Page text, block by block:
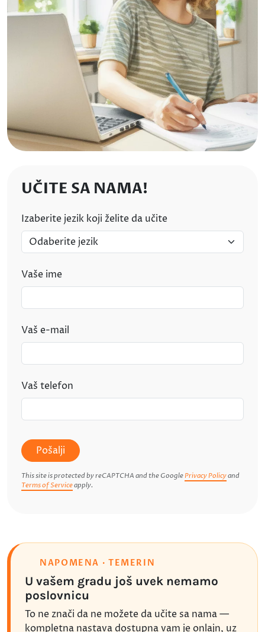
UČITE SA NAMA!
Izaberite jezik koji želite da učite
Vaše ime
Vaš e-mail
Vaš telefon
Pošalji
This site is protected by reCAPTCHA and the Google Privacy Policyand
Terms of Serviceapply.
NAPOMENA · TEMERIN
U vašem gradu još uvek nemamo
poslovnicu
To ne znači da ne možete da učite sa nama —
kompletna nastava dostupna vam je onlajn, uz